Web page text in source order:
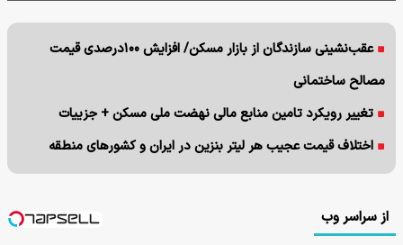
عقب‌نشینی سازندگان از بازار مسکن/ افزایش ۱۰۰درصدی قیمت
مصالح ساختمانی
تغییر رویکرد تامین منابع مالی نهضت ملی مسکن + جزییات
اختلاف قیمت عجیب هر لیتر بنزین در ایران و کشورهای منطقه
از سراسر وب